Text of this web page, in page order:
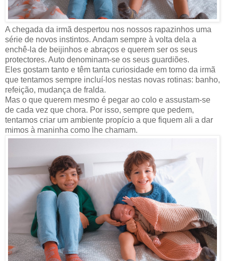
A chegada da irmã despertou nos nossos rapazinhos uma
série de novos instintos. Andam sempre à volta dela a
enchê-la de beijinhos e abraços e querem ser os seus
protectores. Auto denominam-se os seus guardiões.
Eles gostam tanto e têm tanta curiosidade em torno da irmã
que tentamos sempre incluí-los nestas novas rotinas: banho,
refeição, mudança de fralda.
Mas o que querem mesmo é pegar ao colo e assustam-se
de cada vez que chora. Por isso, sempre que pedem,
tentamos criar um ambiente propício a que fiquem ali a dar
mimos à maninha como lhe chamam.